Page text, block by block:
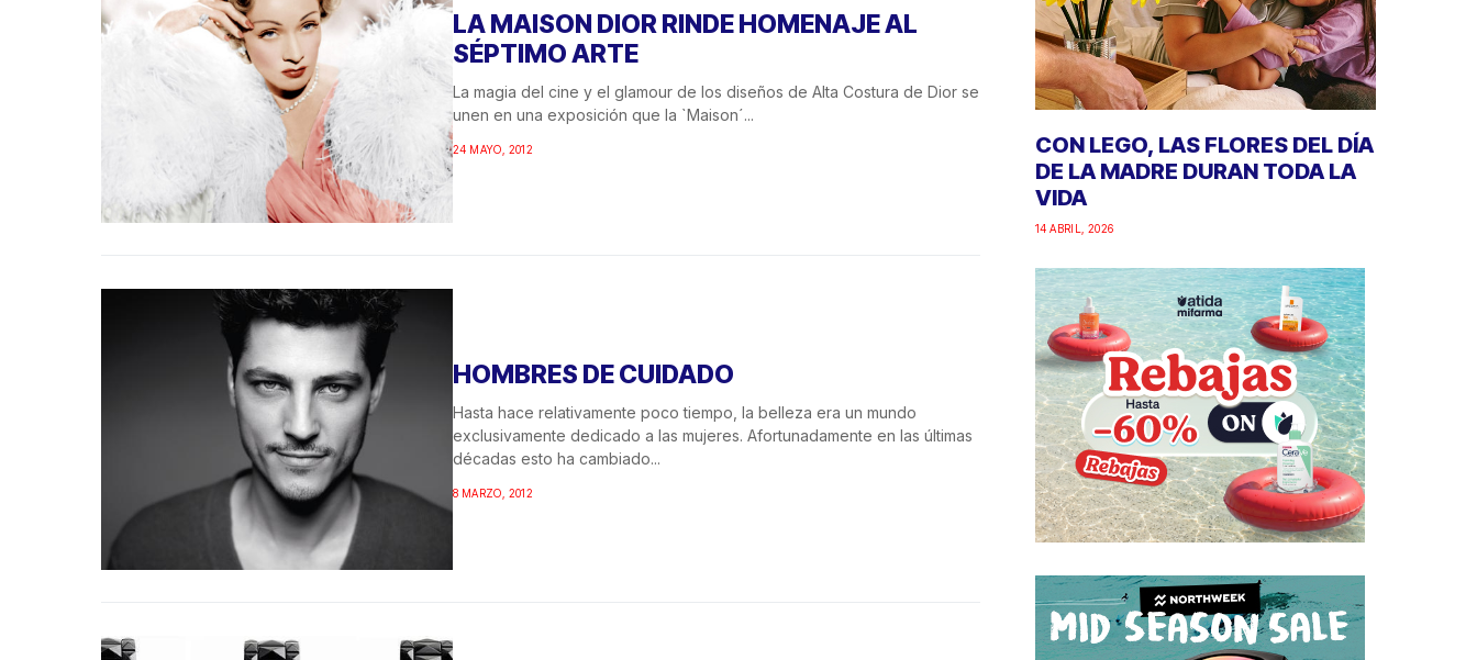
LA MAISON DIOR RINDE HOMENAJE AL
SÉPTIMO ARTE
La magia del cine y el glamour de los diseños de Alta Costura de Dior se
unen en una exposición que la `Maison´...
24 MAYO, 2012
HOMBRES DE CUIDADO
Hasta hace relativamente poco tiempo, la belleza era un mundo
exclusivamente dedicado a las mujeres. Afortunadamente en las últimas
décadas esto ha cambiado...
8 MARZO, 2012
CON LEGO, LAS FLORES DEL DÍA
DE LA MADRE DURAN TODA LA
VIDA
14 ABRIL, 2026